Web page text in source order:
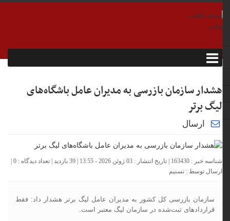
هشدار سازمان بازرسی به مدیران عامل باشگاه‌های
لیگ برتر
ارسال
شناسه خبر : 163430 | تاریخ انتشار : 03 ژوئن 2026 - 13:55 | 39 بازدید | تعداد دیدگاه : 0
|
ارسال توسط :تسنیم
سازمان بازرسی کل کشور به مدیران عامل لیگ برتر هشدار داد: فقط
قراردادهای ثبت‌شده در سازمان لیگ معتبر است.